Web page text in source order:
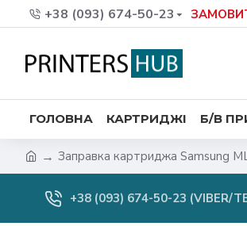
+38 (093) 674-50-23
ГОЛОВНА КАРТРИДЖІ Б/В
Заправка картриджа Samsung
+38 (093) 674-50-23 (VIBER/